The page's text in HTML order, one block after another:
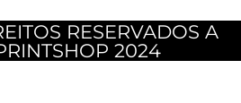
RESERVADOS A
2024